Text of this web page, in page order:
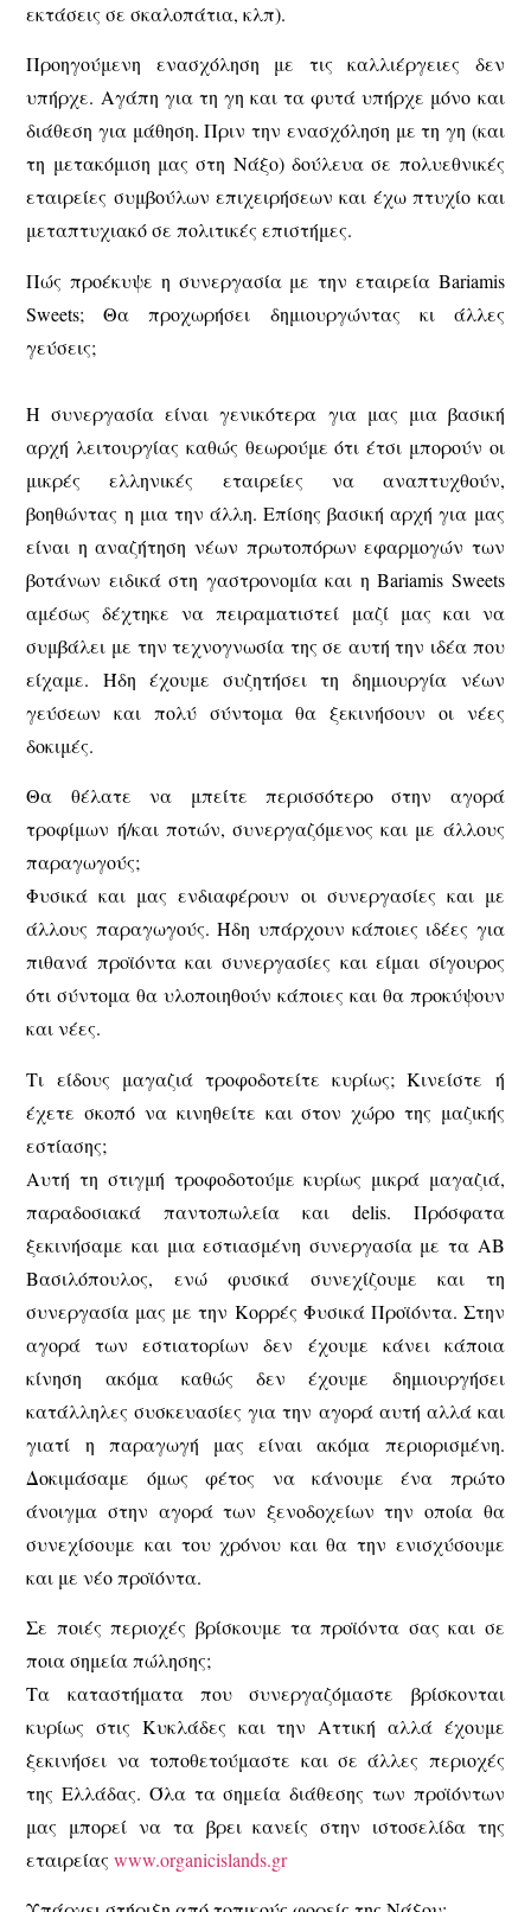
εκτάσεις σε σκαλοπάτια, κλπ).
Προηγούμενη ενασχόληση με τις καλλιέργειες δεν
υπήρχε. Αγάπη για τη γη και τα φυτά υπήρχε μόνο και
διάθεση για μάθηση. Πριν την ενασχόληση με τη γη (και
τη μετακόμιση μας στη Νάξο) δούλευα σε πολυεθνικές
εταιρείες συμβούλων επιχειρήσεων και έχω πτυχίο και
μεταπτυχιακό σε πολιτικές επιστήμες.
Πώς προέκυψε η συνεργασία με την εταιρεία Bariamis
Sweets; Θα προχωρήσει δημιουργώντας κι άλλες
γεύσεις;
Η συνεργασία είναι γενικότερα για μας μια βασική
αρχή λειτουργίας καθώς θεωρούμε ότι έτσι μπορούν οι
μικρές ελληνικές εταιρείες να αναπτυχθούν,
βοηθώντας η μια την άλλη. Επίσης βασική αρχή για μας
είναι η αναζήτηση νέων πρωτοπόρων εφαρμογών των
βοτάνων ειδικά στη γαστρονομία και η Bariamis Sweets
αμέσως δέχτηκε να πειραματιστεί μαζί μας και να
συμβάλει με την τεχνογνωσία της σε αυτή την ιδέα που
είχαμε. Ήδη έχουμε συζητήσει τη δημιουργία νέων
γεύσεων και πολύ σύντομα θα ξεκινήσουν οι νέες
δοκιμές.
Θα θέλατε να μπείτε περισσότερο στην αγορά
τροφίμων ή/και ποτών, συνεργαζόμενος και με άλλους
παραγωγούς;
Φυσικά και μας ενδιαφέρουν οι συνεργασίες και με
άλλους παραγωγούς. Ήδη υπάρχουν κάποιες ιδέες για
πιθανά προϊόντα και συνεργασίες και είμαι σίγουρος
ότι σύντομα θα υλοποιηθούν κάποιες και θα προκύψουν
και νέες.
Τι είδους μαγαζιά τροφοδοτείτε κυρίως; Κινείστε ή
έχετε σκοπό να κινηθείτε και στον χώρο της μαζικής
εστίασης;
Αυτή τη στιγμή τροφοδοτούμε κυρίως μικρά μαγαζιά,
παραδοσιακά παντοπωλεία και delis. Πρόσφατα
ξεκινήσαμε και μια εστιασμένη συνεργασία με τα ΑΒ
Βασιλόπουλος, ενώ φυσικά συνεχίζουμε και τη
συνεργασία μας με την Κορρές Φυσικά Προϊόντα. Στην
αγορά των εστιατορίων δεν έχουμε κάνει κάποια
κίνηση ακόμα καθώς δεν έχουμε δημιουργήσει
κατάλληλες συσκευασίες για την αγορά αυτή αλλά και
γιατί η παραγωγή μας είναι ακόμα περιορισμένη.
Δοκιμάσαμε όμως φέτος να κάνουμε ένα πρώτο
άνοιγμα στην αγορά των ξενοδοχείων την οποία θα
συνεχίσουμε και του χρόνου και θα την ενισχύσουμε
και με νέο προϊόντα.
Σε ποιές περιοχές βρίσκουμε τα προϊόντα σας και σε
ποια σημεία πώλησης;
Τα καταστήματα που συνεργαζόμαστε βρίσκονται
κυρίως στις Κυκλάδες και την Αττική αλλά έχουμε
ξεκινήσει να τοποθετούμαστε και σε άλλες περιοχές
της Ελλάδας. Όλα τα σημεία διάθεσης των προϊόντων
μας μπορεί να τα βρει κανείς στην ιστοσελίδα της
εταιρείαςwww.organicislands.gr